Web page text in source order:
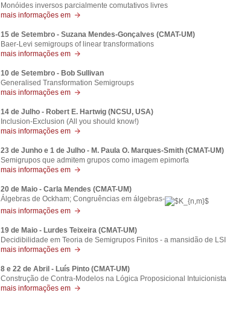
Monóides inversos parcialmente comutativos livres
mais informações em
15 de Setembro - Suzana Mendes-Gonçalves (CMAT-UM)
Baer-Levi semigroups of linear transformations
mais informações em
10 de Setembro - Bob Sullivan
Generalised Transformation Semigroups
mais informações em
14 de Julho - Robert E. Hartwig (NCSU, USA)
Inclusion-Exclusion (All you should know!)
mais informações em
23 de Junho e 1 de Julho - M. Paula O. Marques-Smith (CMAT-UM)
Semigrupos que admitem grupos como imagem epimorfa
mais informações em
20 de Maio - Carla Mendes (CMAT-UM)
Álgebras de Ockham; Congruências em álgebras-
mais informações em
19 de Maio - Lurdes Teixeira (CMAT-UM)
Decidibilidade em Teoria de Semigrupos Finitos - a mansidão de LSI
mais informações em
8 e 22 de Abril - Luís Pinto (CMAT-UM)
Construção de Contra-Modelos na Lógica Proposicional Intuicionista
mais informações em